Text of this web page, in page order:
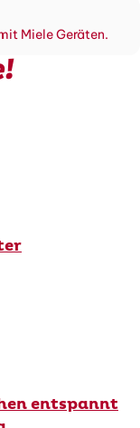
Miele Geräten.
entspannt